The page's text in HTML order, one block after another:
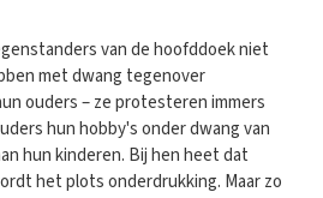
van de hoofddoek niet
met dwang tegenover
ouders – ze protesteren immers
hun hobby's onder dwang van
hun kinderen. Bij hen heet dat
het plots onderdrukking. Maar zo